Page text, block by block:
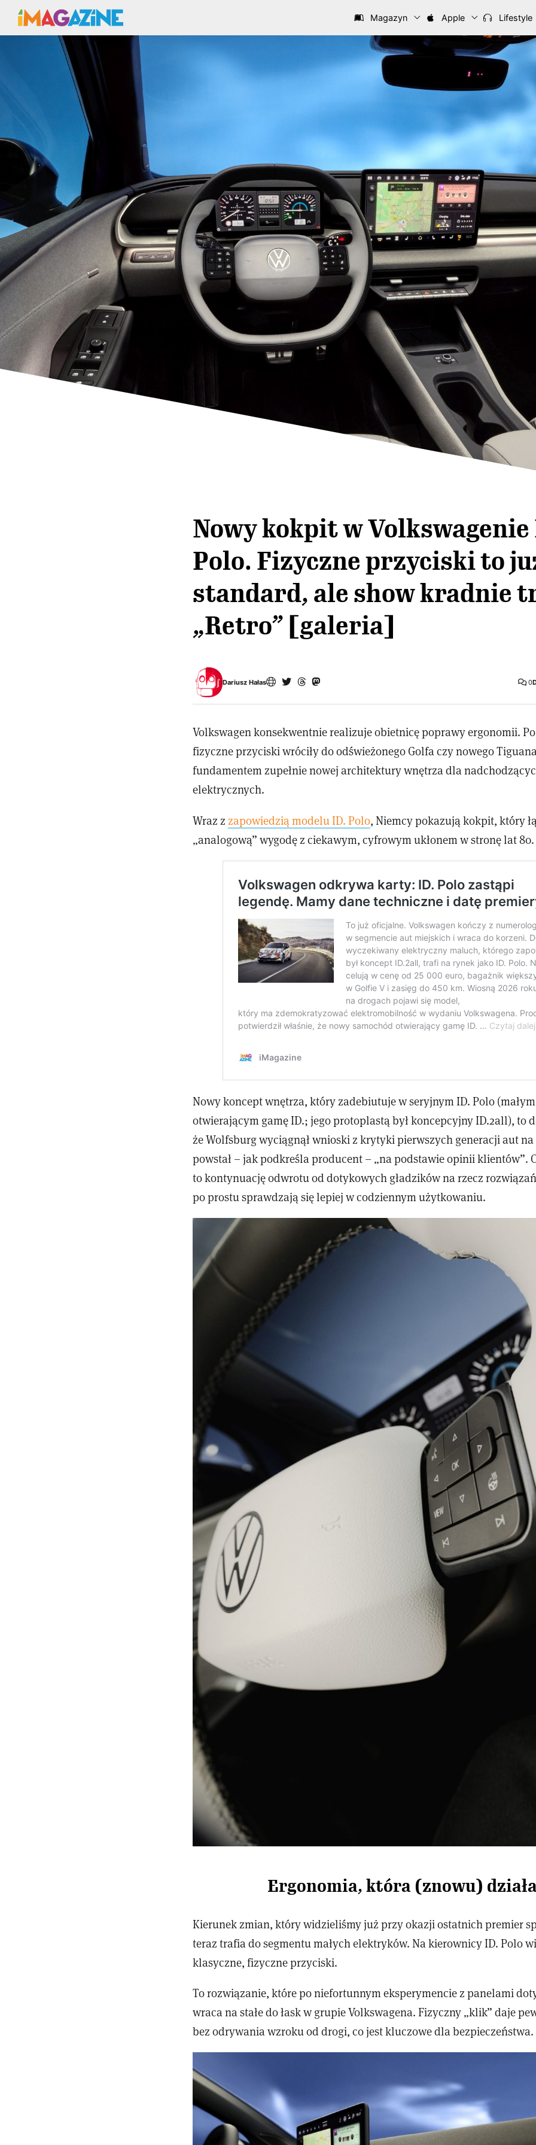
Magazyn Apple Lifestyle
Nowy kokpit w Volkswagenie
Polo. Fizyczne przyciski to
standard, ale show kradnie
„Retro” [galeria]
Dariusz Hałas 0
Volkswagen konsekwentnie realizuje obietnicę poprawy ergonomii.
fizyczne przyciski wróciły do odświeżonego Golfa czy nowego
fundamentem zupełnie nowej architektury wnętrza dla
elektrycznych.
Wraz z zapowiedzią modelu ID. Polo, Niemcy pokazują kokpit, który
„analogową” wygodę z ciekawym, cyfrowym ukłonem w stronę lat 80.
Nowy koncept wnętrza, który zadebiutuje w seryjnym ID. Polo
otwierającym gamę ID.; jego protoplastą był koncepcyjny ID.2all), to
że Wolfsburg wyciągnął wnioski z krytyki pierwszych generacji aut
powstał – jak podkreśla producent – „na podstawie opinii klientów”.
to kontynuację odwrotu od dotykowych gładzików na rzecz
po prostu sprawdzają się lepiej w codziennym użytkowaniu.
Ergonomia, która (znowu)
Kierunek zmian, który widzieliśmy już przy okazji ostatnich premier
teraz trafia do segmentu małych elektryków. Na kierownicy ID. Polo
klasyczne, fizyczne przyciski.
To rozwiązanie, które po niefortunnym eksperymencie z panelami
wraca na stałe do łask w grupie Volkswagena. Fizyczny „klik” daje
bez odrywania wzroku od drogi, co jest kluczowe dla bezpieczeństwa.